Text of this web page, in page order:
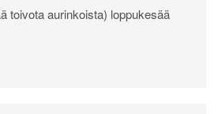
toivota aurinkoista) loppukesää